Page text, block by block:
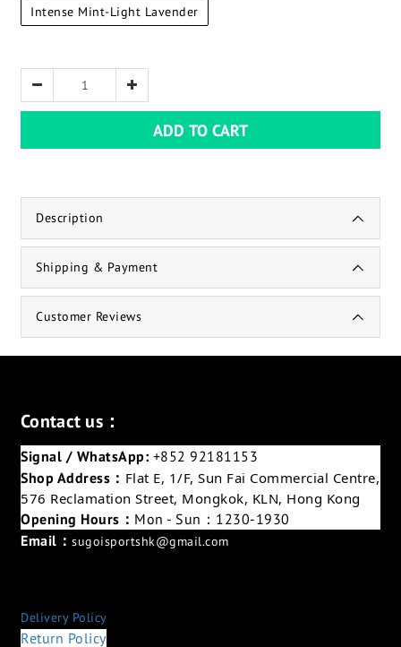
Intense Mint-Light Lavender
ADD TO CART
Description
Shipping & Payment
Customer Reviews
Contact us：
Signal / WhatsApp: +852 92181153
Shop Address： Flat E, 1/F, Sun Fai Commercial Centre,
576 Reclamation Street, Mongkok, KLN, Hong Kong
Opening Hours： Mon - Sun：1230-1930
Email： sugoisportshk@gmail.com
Delivery Policy
Return Policy